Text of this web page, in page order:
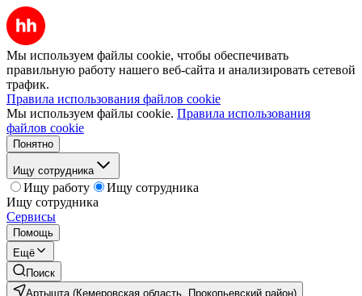
Мы используем файлы cookie, чтобы обеспечивать
правильную работу нашего веб-сайта и анализировать сетевой
трафик.
Правила использования файлов cookie
Мы используем файлы cookie. Правила использования
файлов cookie
Понятно
Ищу сотрудника
Ищу работу
Ищу сотрудника
Ищу сотрудника
Сервисы
Помощь
Ещё
Поиск
Артышта (Кемеровская область, Прокопьевский район)